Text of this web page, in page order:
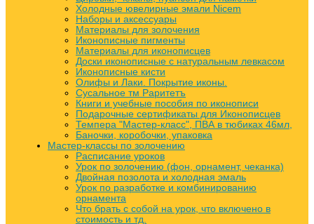
Холодные ювелирные эмали Nicem
Наборы и аксессуары
Материалы для золочения
Иконописные пигменты
Материалы для иконописцев
Доски иконописные с натуральным левкасом
Иконописные кисти
Олифы и Лаки. Покрытие иконы.
Сусальное тм Раритетъ
Книги и учебные пособия по иконописи
Подарочные сертификаты для Иконописцев
Темпера "Мастер-класс", ПВА в тюбиках 46мл,
Баночки, коробочки, упаковка
Мастер-классы по золочению
Расписание уроков
Урок по золочению (фон, орнамент, чеканка)
Двойная позолота и холодная эмаль
Урок по разработке и комбинированию
орнамента
Что брать с собой на урок, что включено в
стоимость и тд.